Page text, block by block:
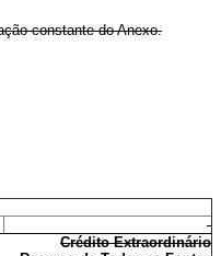
constante do Anexo.
Crédito Extraordinário